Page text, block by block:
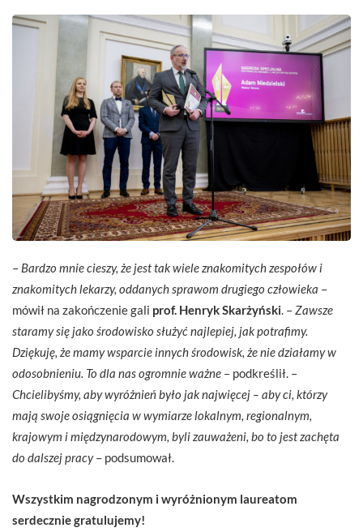
– Bardzo mnie cieszy, że jest tak wiele znakomitych zespołów i
znakomitych lekarzy, oddanych sprawom drugiego człowieka –
mówił na zakończenie gali prof. Henryk Skarżyński. –Zawsze
staramy się jako środowisko służyć najlepiej, jak potrafimy.
Dziękuję, że mamy wsparcie innych środowisk, że nie działamy w
odosobnieniu. To dla nas ogromnie ważne – podkreślił. –
Chcielibyśmy, aby wyróżnień było jak najwięcej – aby ci, którzy
mają swoje osiągnięcia w wymiarze lokalnym, regionalnym,
krajowym i międzynarodowym, byli zauważeni, bo to jest zachęta
do dalszej pracy– podsumował.
Wszystkim nagrodzonym i wyróżnionym laureatom
serdecznie gratulujemy!